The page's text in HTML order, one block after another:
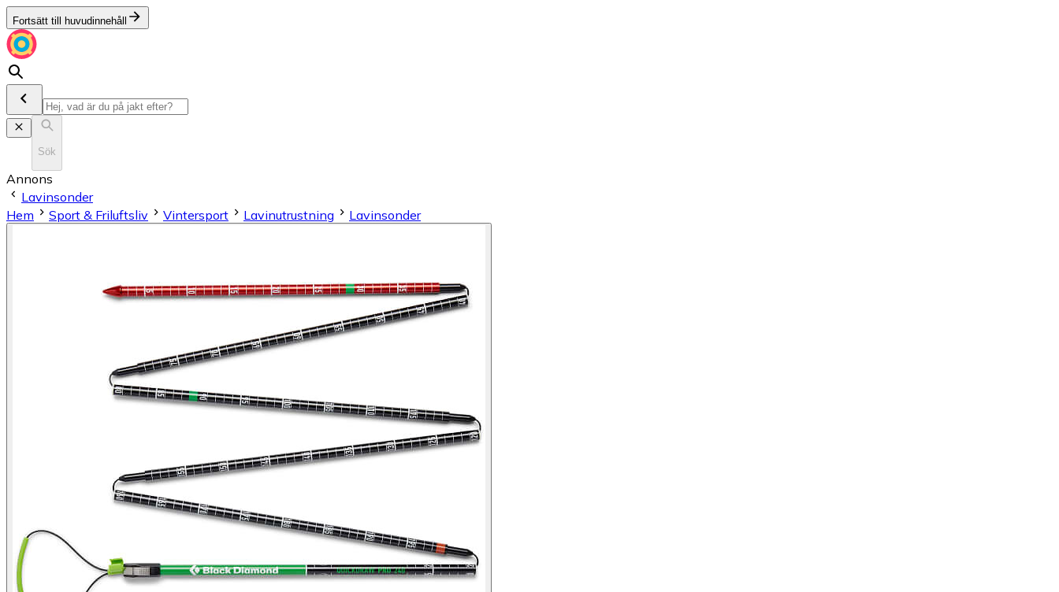
Fortsätt till huvudinnehåll
Sök
Annons
Lavinsonder
Hem
Sport & Friluftsliv Vintersport Lavinutrustning Lavinsonder